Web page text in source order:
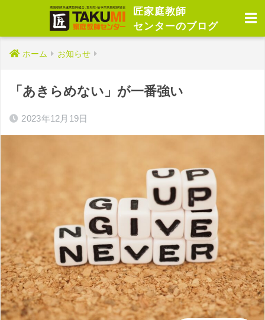
匠家庭教師
センターのブログ
ホーム お知らせ
「あきらめない」が一番強い
2023年12月19日